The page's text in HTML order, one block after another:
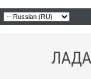
ЛАДА